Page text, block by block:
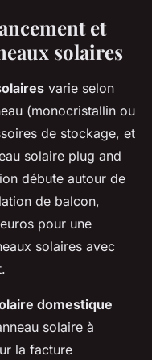
et
solaires
varie selon
(monocristallin ou
de stockage, et
solaire plug and
débute autour de
de balcon,
pour une
solaires avec
domestique
solaire à
la facture